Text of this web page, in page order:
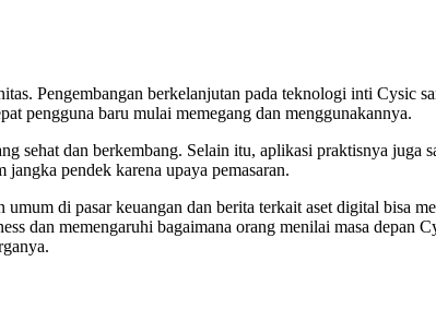
Pengembangan berkelanjutan pada teknologi inti Cysic
pengguna baru mulai memegang dan menggunakannya.
sehat dan berkembang. Selain itu, aplikasi praktisnya juga
pendek karena upaya pemasaran.
di pasar keuangan dan berita terkait aset digital bisa
dan memengaruhi bagaimana orang menilai masa depan